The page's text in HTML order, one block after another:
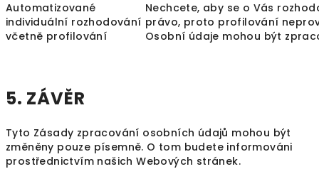
Automatizované
individuální rozhodování
včetně profilování
Nechcete, aby se o Vás
právo, proto profilování
Osobní údaje mohou být
5. ZÁVĚR
Tyto Zásady zpracování osobních údajů mohou být
změněny pouze písemně. O tom budete informováni
prostřednictvím našich Webových stránek.